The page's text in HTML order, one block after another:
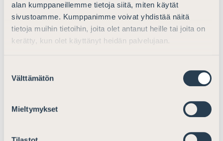
alan kumppaneillemme tietoja siitä, miten käytät
sivustoamme. Kumppanimme voivat yhdistää näitä
tietoja muihin tietoihin, joita olet antanut heille tai joita on
kerätty, kun olet käyttänyt heidän palvelujaan.
valinta
Välttämätön
Mieltymykset